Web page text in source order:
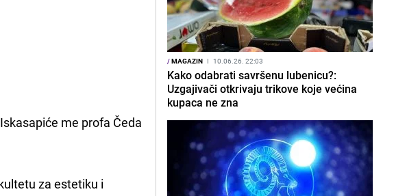
me profa Čeda
za estetiku i
/MAGAZIN I 10.06.26. 22:03
Kako odabrati savršenu lubenicu?:
Uzgajivači otkrivaju trikove koje većina
kupaca ne zna